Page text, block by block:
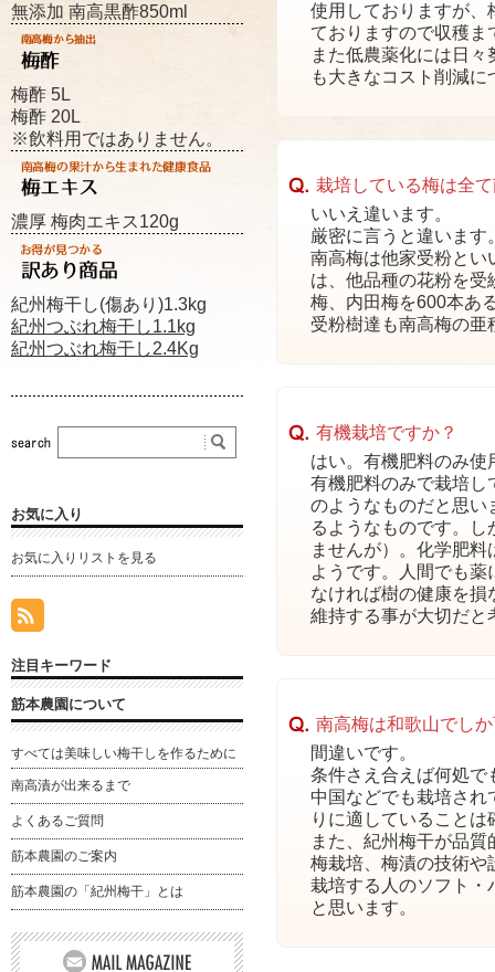
使用しておりますが、
ておりますので収穫
また低農薬化には日
も大きなコスト削減に
栽培している梅は全
いいえ違います。
厳密に言うと違いま
南高梅は他家受粉とい
は、他品種の花粉を
梅、内田梅を600本あ
受粉樹達も南高梅の
有機栽培ですか？
はい。有機肥料のみ使
有機肥料のみで栽培し
のようなものだと思い
るようなものです。
ませんが）。化学肥
ようです。人間でも
なければ樹の健康を
維持する事が大切だと
南高梅は和歌山でし
間違いです。
条件さえ合えば何処で
中国などでも栽培され
りに適していることは
また、紀州梅干が品
梅栽培、梅漬の技術や
栽培する人のソフト・
と思います。
無添加 南高黒酢850ml
梅酢 5L
梅酢 20L
※飲料用ではありません。
濃厚 梅肉エキス120g
紀州梅干し(傷あり)1.3kg
紀州つぶれ梅干し1.1kg
紀州つぶれ梅干し2.4Kg
お気に入り
お気に入りリストを見る
注目キーワード
筋本農園について
すべては美味しい梅干しを作るために
南高漬が出来るまで
よくあるご質問
筋本農園のご案内
筋本農園の「紀州梅干」とは